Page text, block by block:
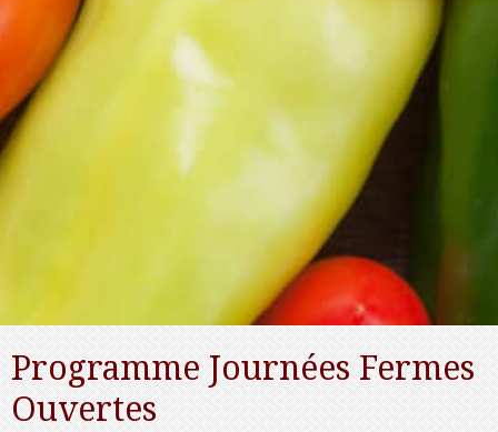
Programme Journées Fermes
Ouvertes